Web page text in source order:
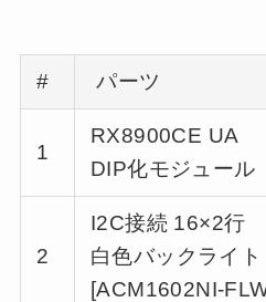
# パーツ
1
RX8900CE UA
DIP化モジュール
2
I2C接続 16×2行
白色バックライト
[ACM1602NI-